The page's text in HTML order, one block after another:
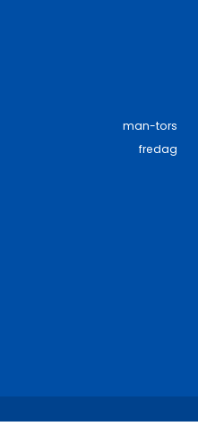
man-tors
fredag